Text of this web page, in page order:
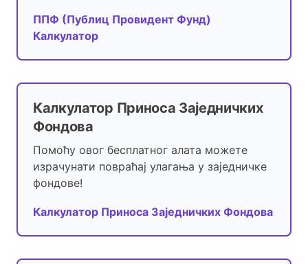
ППФ (Публиц Провидент Фунд)
Калкулатор
Калкулатор Приноса Заједничких
Фондова
Помоћу овог бесплатног алата можете
израчунати повраћај улагања у заједничке
фондове!
Калкулатор Приноса Заједничких Фондова